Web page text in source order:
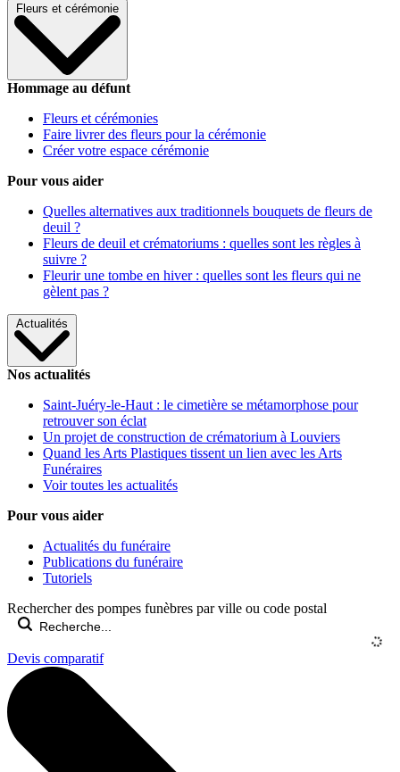
Fleurs et cérémonie
Hommage au défunt
Fleurs et cérémonies
Faire livrer des fleurs pour la cérémonie
Créer votre espace cérémonie
Pour vous aider
Quelles alternatives aux traditionnels bouquets de fleurs de
deuil ?
Fleurs de deuil et crématoriums : quelles sont les règles à
suivre ?
Fleurir une tombe en hiver : quelles sont les fleurs qui ne
gèlent pas ?
Actualités
Nos actualités
Saint-Juéry-le-Haut : le cimetière se métamorphose pour
retrouver son éclat
Un projet de construction de crématorium à Louviers
Quand les Arts Plastiques tissent un lien avec les Arts
Funéraires
Voir toutes les actualités
Pour vous aider
Actualités du funéraire
Publications du funéraire
Tutoriels
Rechercher des pompes funèbres par ville ou code postal
Devis comparatif